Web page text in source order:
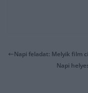
Napi feladat: Melyik film
Napi